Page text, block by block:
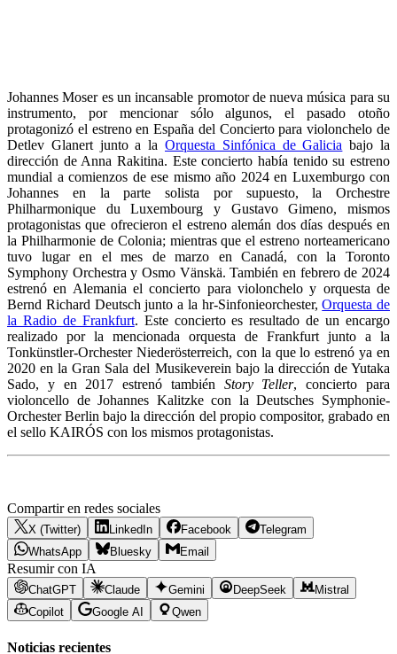
Johannes Moser es un incansable promotor de nueva música para su
instrumento, por mencionar sólo algunos, el pasado otoño
protagonizó el estreno en España del Concierto para violonchelo de
Detlev Glanert junto a la Orquesta Sinfónica de Galicia bajo la
dirección de Anna Rakitina. Este concierto había tenido su estreno
mundial a comienzos de ese mismo año 2024 en Luxemburgo con
Johannes en la parte solista por supuesto, la Orchestre
Philharmonique du Luxembourg y Gustavo Gimeno, mismos
protagonistas que ofrecieron el estreno alemán dos días después en
la Philharmonie de Colonia; mientras que el estreno norteamericano
tuvo lugar en el mes de marzo en Canadá, con la Toronto
Symphony Orchestra y Osmo Vänskä. También en febrero de 2024
estrenó en Alemania el concierto para violonchelo y orquesta de
Bernd Richard Deutsch junto a la hr-Sinfonieorchester,Orquesta de
la Radio de Frankfurt. Este concierto es resultado de un encargo
realizado por la mencionada orquesta de Frankfurt junto a la
Tonkünstler-Orchester Niederösterreich, con la que lo estrenó ya en
2020 en la Gran Sala del Musikeverein bajo la dirección de Yutaka
Sado, y en 2017 estrenó también Story Teller, concierto para
violoncello de Johannes Kalitzke con la Deutsches Symphonie-
Orchester Berlin bajo la dirección del propio compositor, grabado en
el sello KAIRÓS con los mismos protagonistas.
Compartir en redes sociales
X (Twitter) LinkedIn Facebook
Telegram
WhatsApp
Bluesky Email
Resumir con IA
ChatGPT Claude Gemini DeepSeek
Mistral
Copilot
Google AI Qwen
Noticias recientes